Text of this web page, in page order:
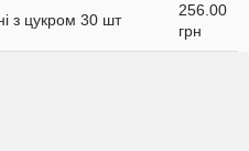
з цукром 30 шт
256.00
грн